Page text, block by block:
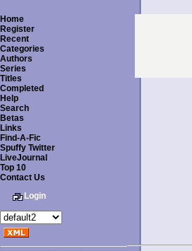
Home
Register
Recent
Categories
Authors
Series
Titles
Completed
Help
Search
Betas
Links
Find-A-Fic
Spuffy Twitter
LiveJournal
Top 10
Contact Us
Login